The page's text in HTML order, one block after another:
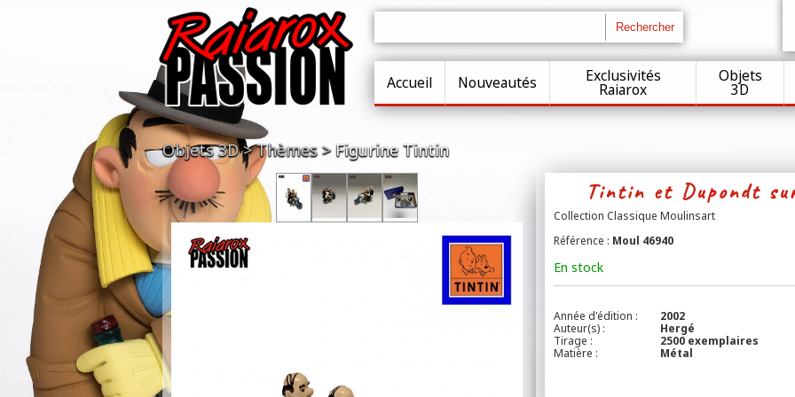
Accueil Nouveautés Exclusivités
Raiarox
Objets
3D
Objets 3D Thèmes Figurine Tintin
Tintin et Dupondt
Collection Classique Moulinsart
Référence : Moul 46940
En stock
Année d'édition :
2002
Auteur(s) :
Hergé
Tirage :
2500 exemplaires
Matière :
Métal